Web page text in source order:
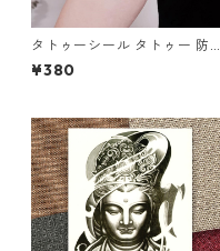
タトゥーシール タトゥー 防水
大判 花 薔薇 赤 文字 羽 アルフ
ァベット 刺青 入れ墨 隠す ボ
¥380